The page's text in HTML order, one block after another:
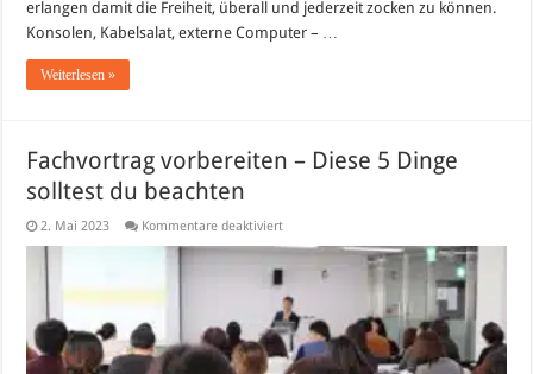
erlangen damit die Freiheit, überall und jederzeit zocken zu können.
Konsolen, Kabelsalat, externe Computer – …
Weiterlesen »
Fachvortrag vorbereiten – Diese 5 Dinge
solltest du beachten
2. Mai 2023 Kommentare deaktiviertfür
vorbereiten
–
Diese
5
Dinge
solltest
du
beachten